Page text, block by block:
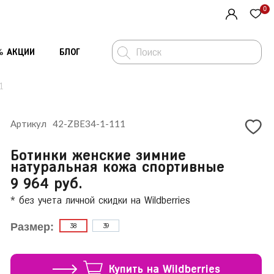
0
АКЦИИ БЛОГ
Шарфы и платки
Стельки и полустельки
Стельки и полустельки
Шарфы и платки
Сумки
Артикул 42-ZBE34-1-111
Ботинки женские зимние
натуральная кожа спортивные
9 964 руб.
* без учета личной скидки на Wildberries
Размер: 38 39
Купить на Wildberries
1-111 2 095 ₽
заказ